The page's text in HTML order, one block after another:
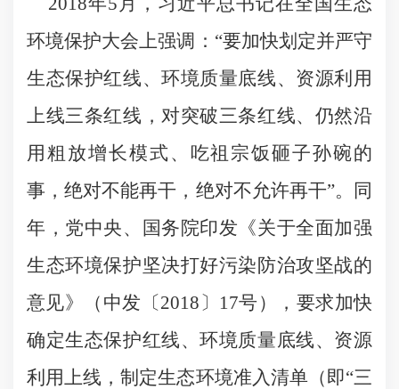
环境保护大会上强调：“要加快划定并严守
生态保护红线、环境质量底线、资源利用
上线三条红线，对突破三条红线、仍然沿
用粗放增长模式、吃祖宗饭砸子孙碗的
事，绝对不能再干，绝对不允许再干”。同
年，党中央、国务院印发《关于全面加强
生态环境保护坚决打好污染防治攻坚战的
意见》（中发〔2018〕17号），要求加快
确定生态保护红线、环境质量底线、资源
利用上线，制定生态环境准入清单（即“三